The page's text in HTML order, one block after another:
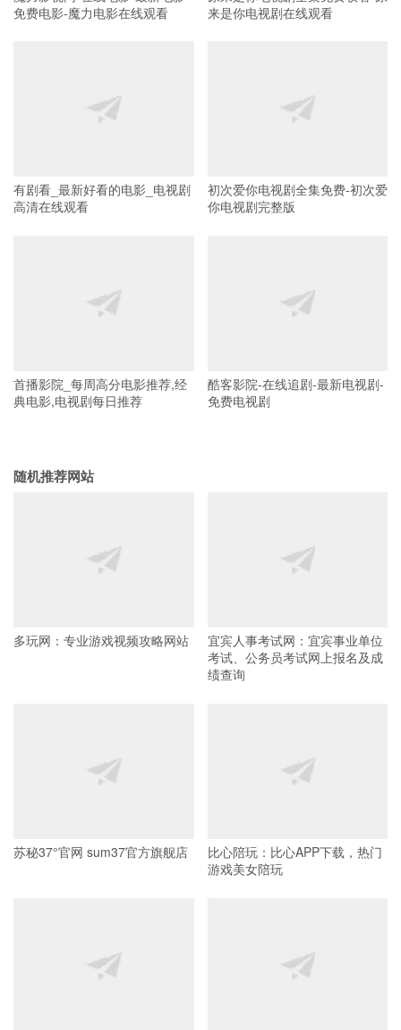
免费电影-魔力电影在线观看
来是你电视剧在线观看
有剧看_最新好看的电影_电视剧
高清在线观看
初次爱你电视剧全集免费-初次爱
你电视剧完整版
首播影院_每周高分电影推荐,经
典电影,电视剧每日推荐
酷客影院-在线追剧-最新电视剧-
免费电视剧
随机推荐网站
多玩网：专业游戏视频攻略网站
宜宾人事考试网：宜宾事业单位
考试、公务员考试网上报名及成
绩查询
苏秘37°官网 sum37官方旗舰店
比心陪玩：比心APP下载，热门
游戏美女陪玩